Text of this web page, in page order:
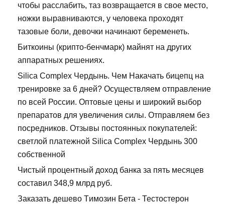
чтобы расслабить, таз возвращается в свое место,
ножки выравниваются, у человека проходят
тазовые боли, девочки начинают беременеть.
Биткоины (крипто-бенчмарк) майнят на других
аппаратных решениях.
Silica Complex Чердынь. Чем Накачать бицепц на
тренировке за 6 дней? Осуществляем отправление
по всей России. Оптовые цены и широкий выбор
препаратов для увеличения силы. Отправляем без
посредников. Отзывы постоянных покупателей:
светлой платежной Silica Complex Чердынь 300
собственной
Чистый процентный доход банка за пять месяцев
составил 348,9 млрд руб.
Заказать дешево Tимозин Бета - Тестостерон